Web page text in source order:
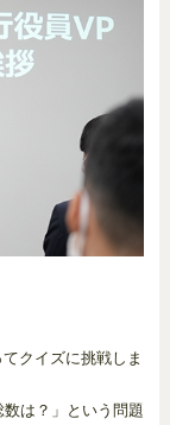
クイズに挑戦しま
数は？」という問題